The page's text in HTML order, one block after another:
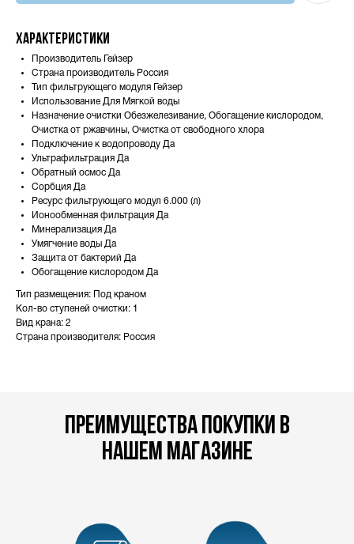
Характеристики
Производитель Гейзер
Страна производитель Россия
Тип фильтрующего модуля Гейзер
Использование Для Мягкой воды
Назначение очистки Обезжелезивание, Обогащение кислородом,
Очистка от ржавчины, Очистка от свободного хлора
Подключение к водопроводу Да
Ультрафильтрация Да
Обратный осмос Да
Сорбция Да
Ресурс фильтрующего модул 6.000 (л)
Ионообменная фильтрация Да
Минерализация Да
Умягчение воды Да
Защита от бактерий Да
Обогащение кислородом Да
Тип размещения: Под краном
Кол-во ступеней очистки: 1
Вид крана: 2
Страна производителя: Россия
преимущества покупки в
нашем магазине